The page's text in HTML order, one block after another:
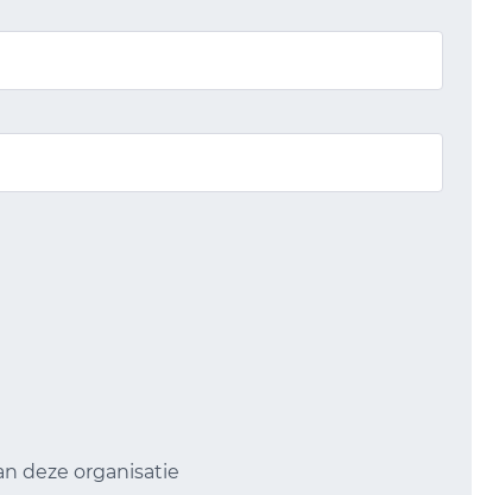
deze organisatie